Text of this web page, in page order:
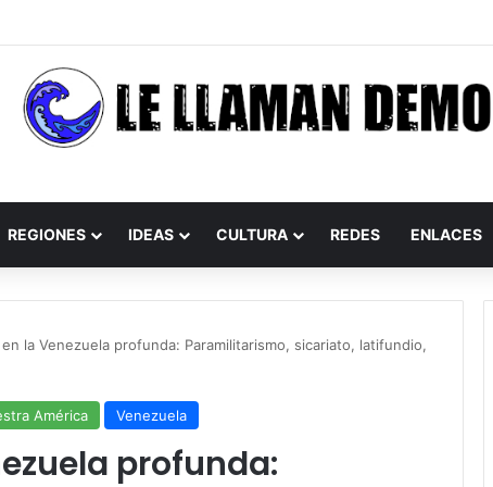
REGIONES IDEAS CULTURA REDES ENLACES
la Venezuela profunda: Paramilitarismo, sicariato, latifundio,
América Venezuela
profunda: